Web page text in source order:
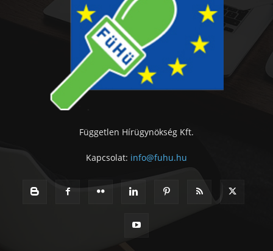
Független Hírügynökség Kft.
Kapcsolat: info@fuhu.hu